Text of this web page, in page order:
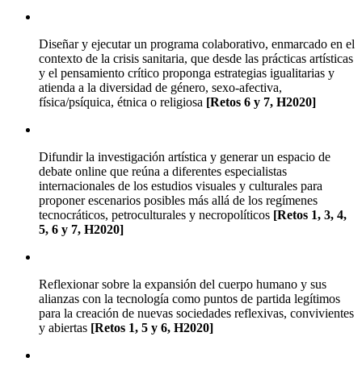
Diseñar y ejecutar un programa colaborativo, enmarcado en el
contexto de la crisis sanitaria, que desde las prácticas artísticas
y el pensamiento crítico proponga estrategias igualitarias y
atienda a la diversidad de género, sexo-afectiva,
física/psíquica, étnica o religiosa [Retos 6 y 7, H2020]
Difundir la investigación artística y generar un espacio de
debate online que reúna a diferentes especialistas
internacionales de los estudios visuales y culturales para
proponer escenarios posibles más allá de los regímenes
tecnocráticos, petroculturales y necropolíticos [Retos 1, 3, 4,
5, 6 y 7, H2020]
Reflexionar sobre la expansión del cuerpo humano y sus
alianzas con la tecnología como puntos de partida legítimos
para la creación de nuevas sociedades reflexivas, convivientes
y abiertas [Retos 1, 5 y 6, H2020]